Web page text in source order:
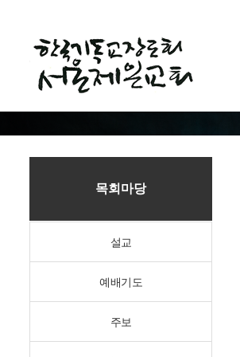
목회마당
설교
예배기도
주보